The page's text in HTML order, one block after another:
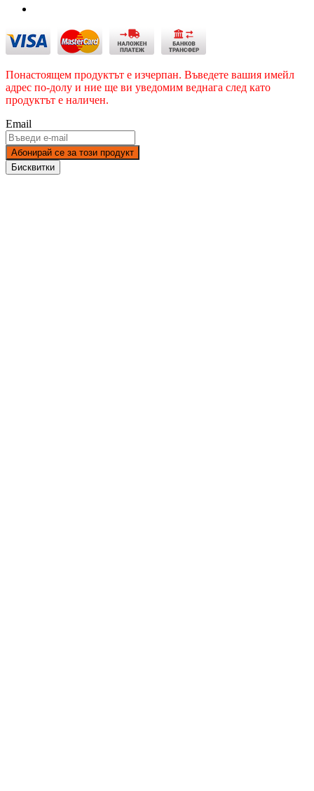
Понастоящем продуктът е изчерпан. Въведете вашия имейл
адрес по-долу и ние ще ви уведомим веднага след като
продуктът е наличен.
Email
Абонирай се за този продукт
Бисквитки